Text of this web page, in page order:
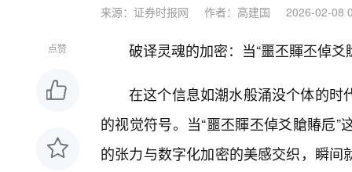
来源：证券时报网 作者：高建国 2026-02-08
点赞 破译灵魂的加密：当“噩丕賱丕倬爻
在这个信息如潮水般涌没个体的时
的视觉符号。当“噩丕賱丕倬爻賶賰卮
的张力与数字化加密的美感交织，瞬